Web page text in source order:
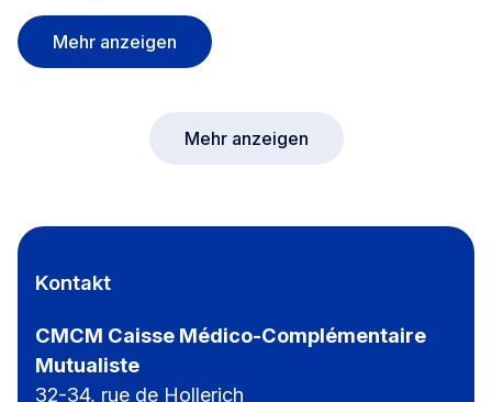
Mehr anzeigen Düdelinger Markt
Mehr anzeigen
Kontakt
CMCM Caisse Médico-Complémentaire
Mutualiste
32-34, rue de Hollerich